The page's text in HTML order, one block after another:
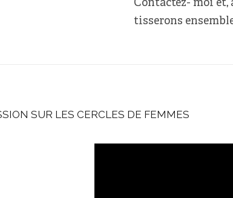
Contactez- moi
tisserons
SUR LES CERCLES DE FEMMES